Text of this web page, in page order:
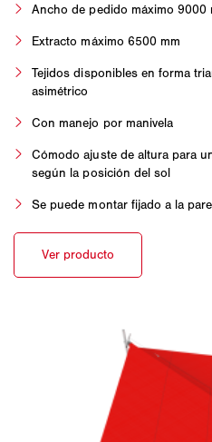
Ancho de pedido máximo 9000
Extracto máximo 6500 mm
Tejidos disponibles en forma
asimétrico
Con manejo por manivela
Cómodo ajuste de altura para
según la posición del sol
Se puede montar fijado a la